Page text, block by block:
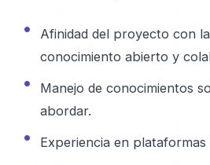
Afinidad del proyecto con
conocimiento abierto y
Manejo de conocimientos
abordar.
Experiencia en plataformas